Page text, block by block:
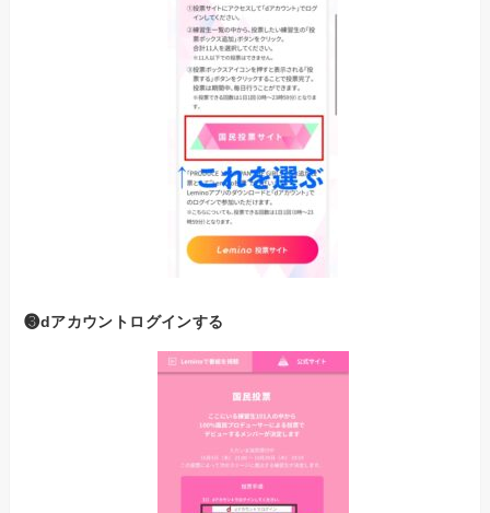
❸dアカウントログインする